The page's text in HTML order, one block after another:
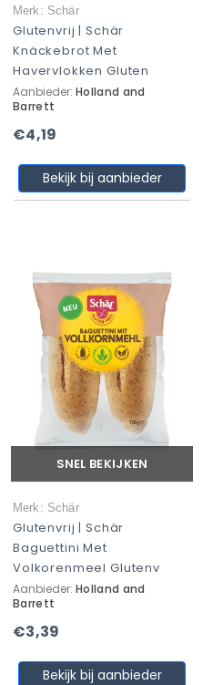
Merk: Schär
Glutenvrij | Schär
Knäckebrot Met
Havervlokken Gluten
Aanbieder: Holland and
Barrett
€4,19
Bekijk bij aanbieder
SNEL BEKIJKEN
Merk: Schär
Glutenvrij | Schär
Baguettini Met
Volkorenmeel Glutenv
Aanbieder: Holland and
Barrett
€3,39
Bekijk bij aanbieder